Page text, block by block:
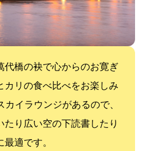
代橋の袂で心からのお寛ぎ
カリの食べ比べをお楽しみ
カイラウンジがあるので、
たり広い空の下読書したり
適です。